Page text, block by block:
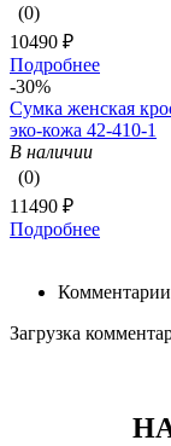
(0)
10490 ₽
Подробнее
-30%
Сумка женская
эко-кожа 42-410-1
В наличии
(0)
11490 ₽
Подробнее
Комментарии
Загрузка